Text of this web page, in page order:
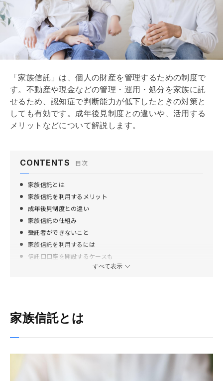
「家族信託」は、個人の財産を管理するための制度で
す。不動産や現金などの管理・運用・処分を家族に託
せるため、認知症で判断能力が低下したときの対策と
しても有効です。成年後見制度との違いや、活用する
メリットなどについて解説します。
CONTENTS 目次
家族信託とは
家族信託を利用するメリット
成年後見制度との違い
家族信託の仕組み
受託者ができないこと
家族信託を利用するには
信託口口座を開設するケースも
家族で協力して財産を守り活用しよう
すべて表示
家族信託とは